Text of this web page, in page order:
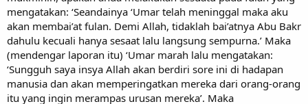
mengatakan: ‘Seandainya ‘Umar telah meninggal maka aku
akan membai’at fulan. Demi Allah, tidaklah bai’atnya Abu Bakr
dahulu kecuali hanya sesaat lalu langsung sempurna.’ Maka
(mendengar laporan itu) ‘Umar marah lalu mengatakan:
‘Sungguh saya insya Allah akan berdiri sore ini di hadapan
manusia dan akan memperingatkan mereka dari orang-orang
itu yang ingin merampas urusan mereka’. Maka